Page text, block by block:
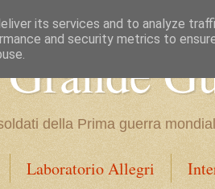
della Prima guerra
Laboratorio Allegri
its services and to analyze
and security metrics to